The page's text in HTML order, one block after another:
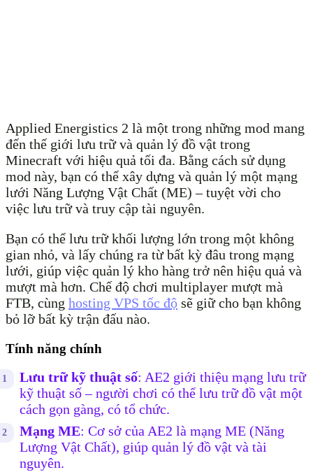
Applied Energistics 2 là một trong những mod mang
đến thế giới lưu trữ và quản lý đồ vật trong
Minecraft với hiệu quả tối đa. Bằng cách sử dụng
mod này, bạn có thể xây dựng và quản lý một mạng
lưới Năng Lượng Vật Chất (ME) – tuyệt vời cho
việc lưu trữ và truy cập tài nguyên.
Bạn có thể lưu trữ khối lượng lớn trong một không
gian nhỏ, và lấy chúng ra từ bất kỳ đâu trong mạng
lưới, giúp việc quản lý kho hàng trở nên hiệu quả và
mượt mà hơn. Chế độ chơi multiplayer mượt mà
FTB, cùng hosting VPS tốc độ sẽ giữ cho bạn không
bỏ lỡ bất kỳ trận đấu nào.
Tính năng chính
Lưu trữ kỹ thuật số: AE2 giới thiệu mạng lưu trữ
kỹ thuật số – người chơi có thể lưu trữ đồ vật một
cách gọn gàng, có tổ chức.
Mạng ME: Cơ sở của AE2 là mạng ME (Năng
Lượng Vật Chất), giúp quản lý đồ vật và tài
nguyên.